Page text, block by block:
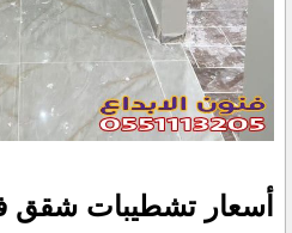
أسعار تشطيبات شقق